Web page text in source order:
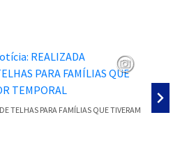
TELHAS PARA FAMÍLIAS QUE TIVERAM